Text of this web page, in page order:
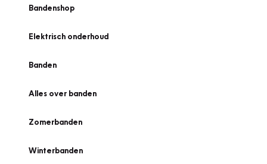
Bandenshop
Elektrisch onderhoud
Banden
Alles over banden
Zomerbanden
Winterbanden